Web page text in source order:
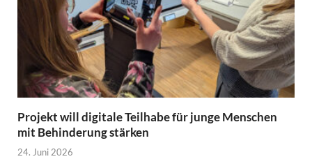
Projekt will digitale Teilhabe für junge Menschen
mit Behinderung stärken
24. Juni 2026